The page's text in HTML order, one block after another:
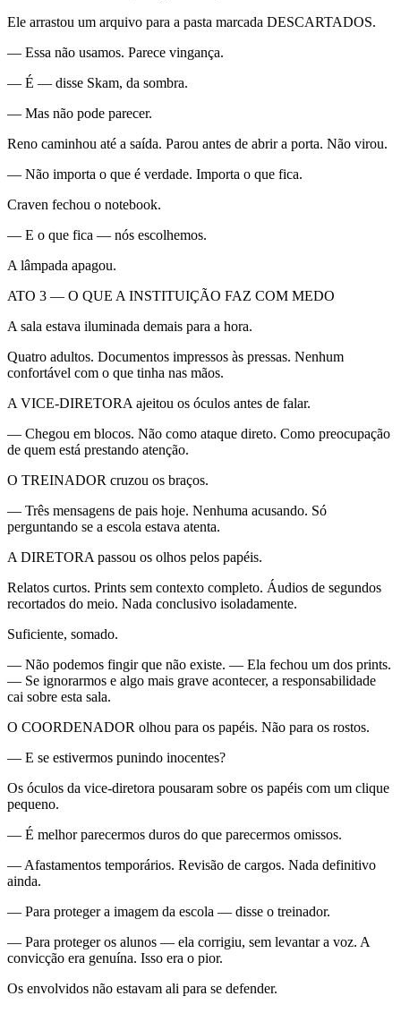
Ele arrastou um arquivo para a pasta marcada DESCARTADOS.
— Essa não usamos. Parece vingança.
— É — disse Skam, da sombra.
— Mas não pode parecer.
Reno caminhou até a saída. Parou antes de abrir a porta. Não virou.
— Não importa o que é verdade. Importa o que fica.
Craven fechou o notebook.
— E o que fica — nós escolhemos.
A lâmpada apagou.
ATO 3 — O QUE A INSTITUIÇÃO FAZ COM MEDO
A sala estava iluminada demais para a hora.
Quatro adultos. Documentos impressos às pressas. Nenhum
confortável com o que tinha nas mãos.
A VICE-DIRETORA ajeitou os óculos antes de falar.
— Chegou em blocos. Não como ataque direto. Como preocupação
de quem está prestando atenção.
O TREINADOR cruzou os braços.
— Três mensagens de pais hoje. Nenhuma acusando. Só
perguntando se a escola estava atenta.
A DIRETORA passou os olhos pelos papéis.
Relatos curtos. Prints sem contexto completo. Áudios de segundos
recortados do meio. Nada conclusivo isoladamente.
Suficiente, somado.
— Não podemos fingir que não existe. — Ela fechou um dos prints.
— Se ignorarmos e algo mais grave acontecer, a responsabilidade
cai sobre esta sala.
O COORDENADOR olhou para os papéis. Não para os rostos.
— E se estivermos punindo inocentes?
Os óculos da vice-diretora pousaram sobre os papéis com um clique
pequeno.
— É melhor parecermos duros do que parecermos omissos.
— Afastamentos temporários. Revisão de cargos. Nada definitivo
ainda.
— Para proteger a imagem da escola — disse o treinador.
— Para proteger os alunos — ela corrigiu, sem levantar a voz. A
convicção era genuína. Isso era o pior.
Os envolvidos não estavam ali para se defender.